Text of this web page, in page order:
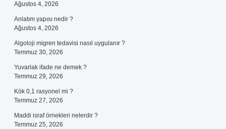
Ağustos 4, 2026
Anlatım yapısı nedir ?
Ağustos 4, 2026
Algoloji migren tedavisi nasıl uygulanır ?
Temmuz 30, 2026
Yuvarlak ifade ne demek ?
Temmuz 29, 2026
Kök 0,1 rasyonel mi ?
Temmuz 27, 2026
Maddi israf örnekleri nelerdir ?
Temmuz 25, 2026